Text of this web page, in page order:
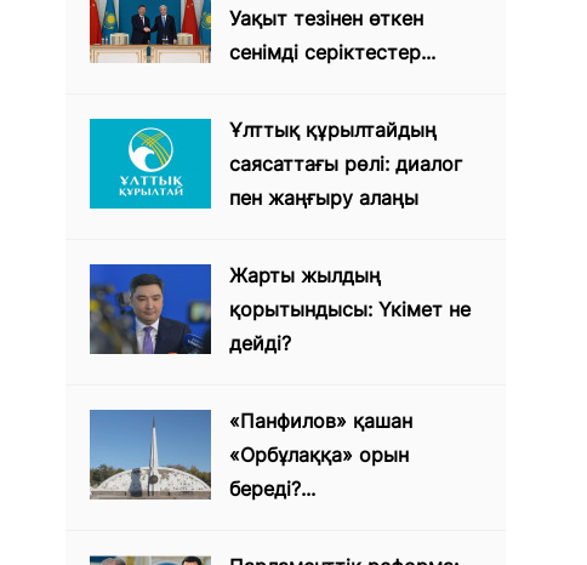
Уақыт тезінен өткен
сенімді серіктестер...
Ұлттық құрылтайдың
саясаттағы рөлі: диалог
пен жаңғыру алаңы
Жарты жылдың
қорытындысы: Үкімет не
дейді?
«Панфилов» қашан
«Орбұлаққа» орын
береді?...